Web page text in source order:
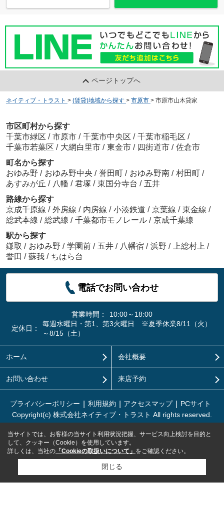
ページトップへ
ネイティブ・トラスト > (賃貸)地域から探す > 市原市 > 市原市山木貸家
市区町村から探す
千葉市緑区 / 市原市 / 千葉市中央区 / 千葉市稲毛区 /
千葉市若葉区 / 大網白里市 / 東金市 / 四街道市 / 佐倉市
町名から探す
おゆみ野 / おゆみ野中央 / 誉田町 / おゆみ野南 / 村田町 /
あすみが丘 / 八幡 / 君塚 / 東国分寺台 / 五井
路線から探す
京成千原線 / 外房線 / 内房線 / 小湊鉄道 / 京葉線 / 東金線 /
総武本線 / 総武線 / 千葉都市モノレール / 京成千葉線
駅から探す
鎌取 / おゆみ野 / 学園前 / 五井 / 八幡宿 / 浜野 / 上総村上 /
誉田 / 蘇我 / ちはら台
電話でお問い合わせ
営業時間：
10:00～18:00
定休日：
毎週水曜日・第1、第3火曜日 ※夏季休業8/11（火）
～8/15（土）
ホーム 会社概要
お問い合わせ 来店予約
プライバシーポリシー 利用規約 アクセスマップ
PCサイト
Copyright(c) 株式会社ネイティブ・トラスト All rights reserved.
当サイトでは、お客様の当サイト利用状況把握、サービス向上検討を目的と
して、クッキー（Cookie）を使用しています。
詳しくは、当社の 「Cookieの取扱いについて」 をご確認ください。
閉じる